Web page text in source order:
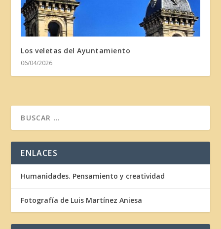
Los veletas del Ayuntamiento
06/04/2026
ENLACES
Humanidades. Pensamiento y creatividad
Fotografía de Luis Martínez Aniesa